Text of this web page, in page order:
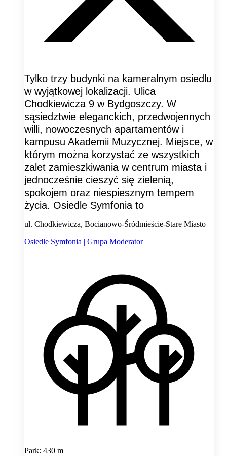
Tylko trzy budynki na kameralnym osiedlu
w wyjątkowej lokalizacji. Ulica
Chodkiewicza 9 w Bydgoszczy. W
sąsiedztwie eleganckich, przedwojennych
willi, nowoczesnych apartamentów i
kampusu Akademii Muzycznej. Miejsce, w
którym można korzystać ze wszystkich
zalet zamieszkiwania w centrum miasta i
jednocześnie cieszyć się zielenią,
spokojem oraz niespiesznym tempem
życia. Osiedle Symfonia to
ul. Chodkiewicza, Bocianowo-Śródmieście-Stare Miasto
Osiedle Symfonia | Grupa Moderator
Park: 430 m